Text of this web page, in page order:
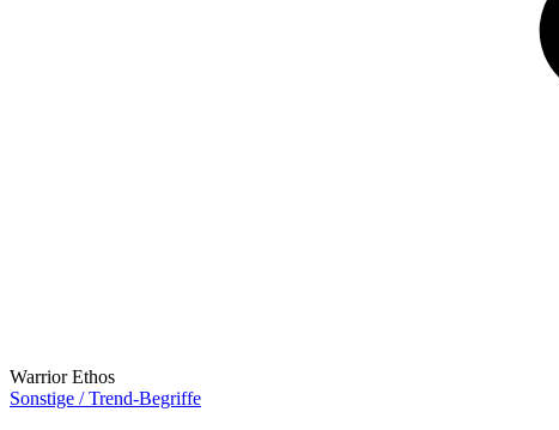
Warrior Ethos
Sonstige / Trend-Begriffe